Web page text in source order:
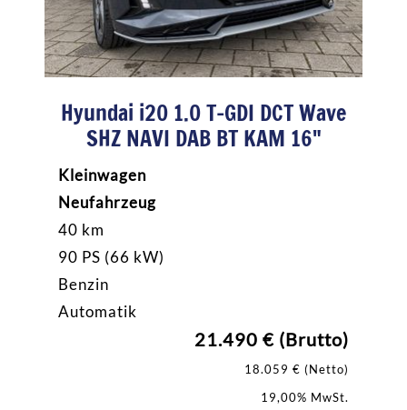
Hyundai i20 1.0 T-GDI DCT Wave
SHZ NAVI DAB BT KAM 16"
Kleinwagen
Neufahrzeug
40 km
90 PS (66 kW)
Benzin
Automatik
21.490 € (Brutto)
18.059 € (Netto)
19,00% MwSt.